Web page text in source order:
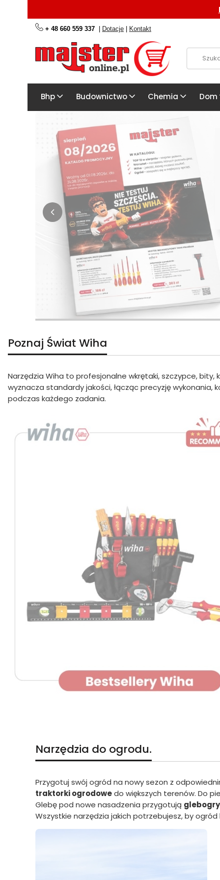
+ 48 660 559 337 | Dotacje | Kontakt
Bhp Budownictwo Chemia Dom
Poznaj Świat Wiha
Narzędzia Wiha to profesjonalne wkrętaki, szczypce, bity,
wyznacza standardy jakości, łącząc precyzję
podczas każdego zadania.
Narzędzia do ogrodu.
Przygotuj swój ogród na nowy sezon z
traktorki ogrodowedo większych terenów. Do
Glebę pod nowe nasadzenia przygotują
Wszystkie narzędzia jakich potrzebujesz, by ogród